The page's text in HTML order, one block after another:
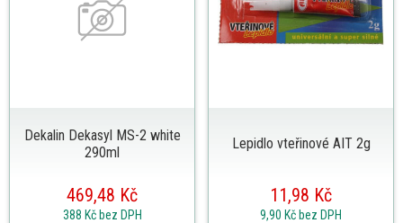
Dekalin Dekasyl MS-2 white
290ml
469,48 Kč
388 Kč bez DPH
Lepidlo vteřinové AIT 2g
11,98 Kč
9,90 Kč bez DPH